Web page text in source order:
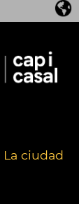
La ciudad